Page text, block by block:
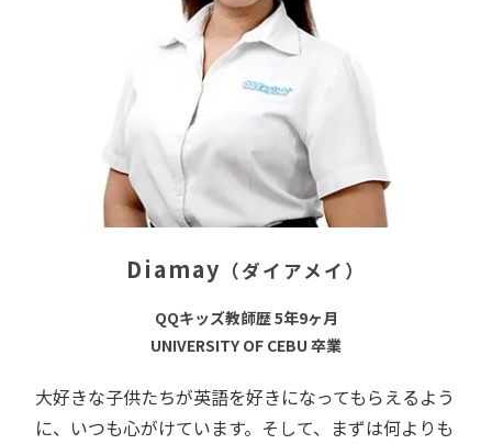
Diamay （ダイアメイ）
QQキッズ教師歴 5年9ヶ月
UNIVERSITY OF CEBU 卒業
大好きな子供たちが英語を好きになってもらえるよう
に、いつも心がけています。そして、まずは何よりも